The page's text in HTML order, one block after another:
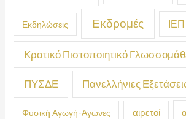
Εκδηλώσεις Εκδρομές ΙΕΠ
Κρατικό Πιστοποιητικό
ΠΥΣΔΕ Πανελλήνιες
Φυσική Αγωγή-Αγώνες αιρετοί